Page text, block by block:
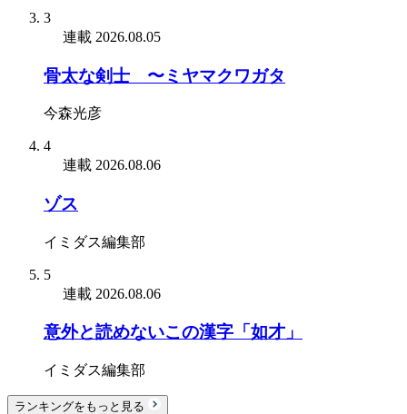
3
連載 2026.08.05
骨太な剣士 〜ミヤマクワガタ
今森光彦
4
連載 2026.08.06
ゾス
イミダス編集部
5
連載 2026.08.06
意外と読めないこの漢字「如才」
イミダス編集部
ランキングをもっと見る